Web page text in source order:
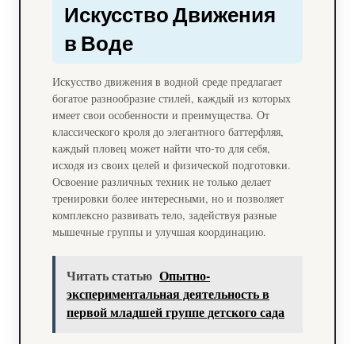
Искусство Движения
в Воде
Искусство движения в водной среде предлагает
богатое разнообразие стилей, каждый из которых
имеет свои особенности и преимущества. От
классического кроля до элегантного баттерфляя,
каждый пловец может найти что-то для себя,
исходя из своих целей и физической подготовки.
Освоение различных техник не только делает
тренировки более интересными, но и позволяет
комплексно развивать тело, задействуя разные
мышечные группы и улучшая координацию.
Читать статью Опытно-
экспериментальная деятельность в
первой младшей группе детского сада